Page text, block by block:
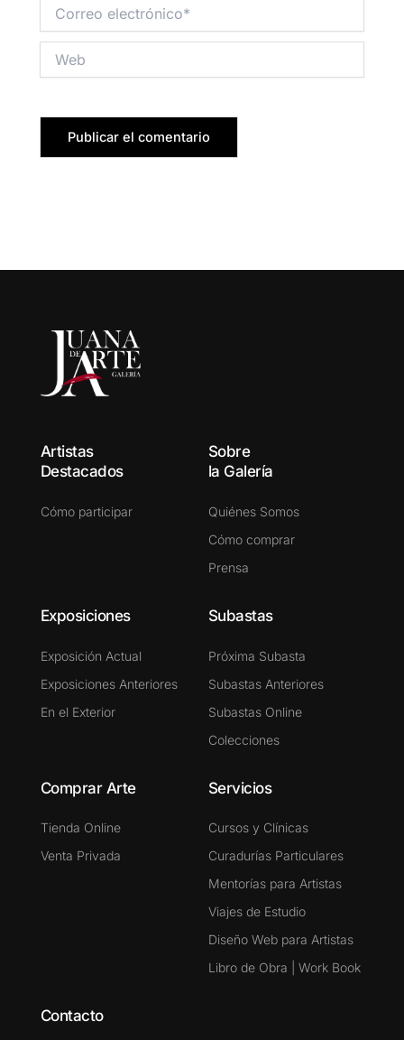
electrónico*
Artistas
Destacados
Cómo participar
Sobre
la Galería
Quiénes Somos
Cómo comprar
Prensa
Exposiciones
Exposición Actual
Exposiciones Anteriores
En el Exterior
Subastas
Próxima Subasta
Subastas Anteriores
Subastas Online
Colecciones
Comprar Arte
Tienda Online
Venta Privada
Servicios
Cursos y Clínicas
Curadurías Particulares
Mentorías para Artistas
Viajes de Estudio
Diseño Web para Artistas
Libro de Obra | Work Book
Contacto